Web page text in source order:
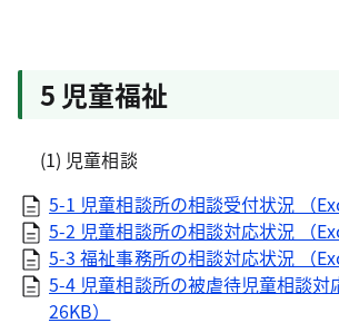
5 児童福祉
(1) 児童相談
5-1 児童相談所の相談受付状況 （
5-2 児童相談所の相談対応状況 （
5-3 福祉事務所の相談対応状況 （
5-4 児童相談所の被虐待児童相談対
26KB）